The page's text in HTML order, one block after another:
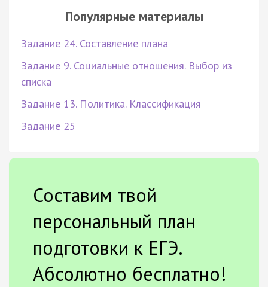
Популярные материалы
Задание 24. Составление плана
Задание 9. Социальные отношения. Выбор из
списка
Задание 13. Политика. Классификация
Задание 25
Составим твой
персональный план
подготовки к ЕГЭ.
Абсолютно бесплатно!